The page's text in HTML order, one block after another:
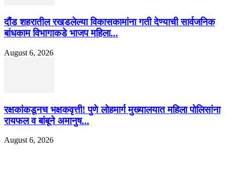
दौंड शहरातील रखडलेल्या विकासकामांना गती देण्याची सार्वजनिक
बांधकाम विभागाकडे भाजप महिला...
August 6, 2026
रक्षकांकडूनच भक्षकवृत्ती! पुणे लोहमार्ग मुख्यालयात महिला पोलिसांना
रायफल व बांबूने अमानुष...
August 6, 2026